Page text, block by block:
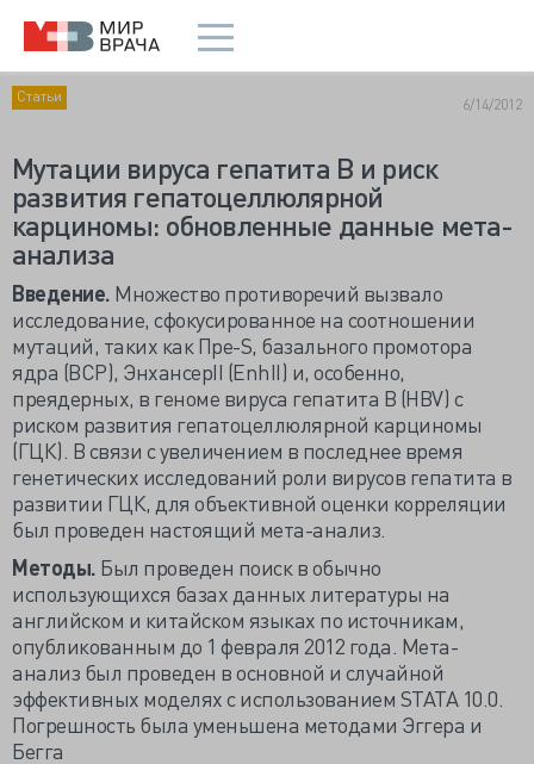
Статьи 6/14/2012
Мутации вируса гепатита В и риск
развития гепатоцеллюлярной
карциномы: обновленные данные мета-
анализа
Введение. Множество противоречий вызвало
исследование, сфокусированное на соотношении
мутаций, таких как Пре-S, базального промотора
ядра (BCP), ЭнхансерII (EnhII) и, особенно,
преядерных, в геноме вируса гепатита В (HBV) с
риском развития гепатоцеллюлярной карциномы
(ГЦК). В связи с увеличением в последнее время
генетических исследований роли вирусов гепатита в
развитии ГЦК, для объективной оценки корреляции
был проведен настоящий мета-анализ.
Методы. Был проведен поиск в обычно
использующихся базах данных литературы на
английском и китайском языках по источникам,
опубликованным до 1 февраля 2012 года. Мета-
анализ был проведен в основной и случайной
эффективных моделях с использованием STATA 10.0.
Погрешность была уменьшена методами Эггера и
Бегга